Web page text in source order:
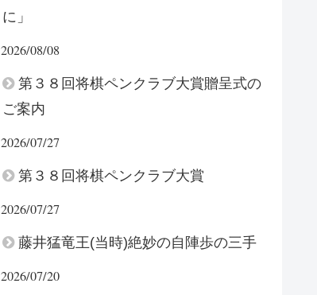
に」
2026/08/08
第３８回将棋ペンクラブ大賞贈呈式の
ご案内
2026/07/27
第３８回将棋ペンクラブ大賞
2026/07/27
藤井猛竜王(当時)絶妙の自陣歩の三手
2026/07/20